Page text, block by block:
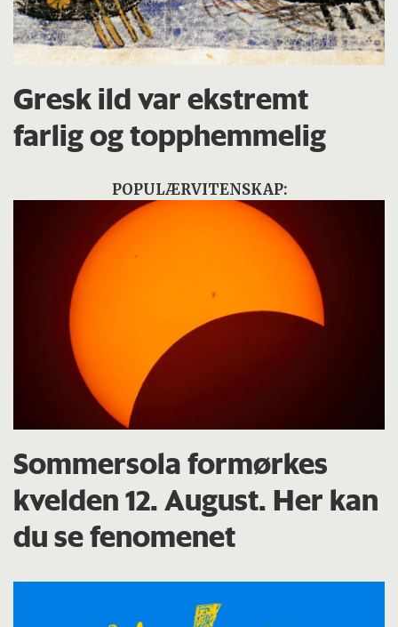
Gresk ild var ekstremt
farlig og topphemmelig
POPULÆRVITENSKAP:
Sommersola formørkes
kvelden 12. August. Her kan
du se fenomenet